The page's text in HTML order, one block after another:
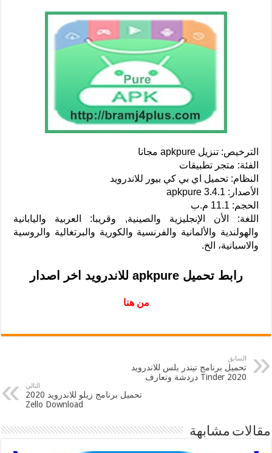
الترخيص: تنزيل apkpure مجانا
الفئة: متجر تطبيقات
النظام: تحميل اي بي كي بيور للاندرويد
الأصدار: apkpure 3.4.1
الحجم: 11.1 م.ب
اللغة: الأن الإنجليزية والصينية, وقريبا: العربية واليابانية
والهولندية والألمانية والفرنسية والكورية والبرتغالية والروسية
والاسبانية، الخ.
رابط تحميل apkpure للاندرويد اخر اصدار
من هنا
السابق
تحميل برنامج تيندر بلس للاندرويد
2020 Tinder دردشة وتعارف
التالي
تحميل برنامج زيلو للاندرويد 2020
Zello Download
مقالات مشابهة